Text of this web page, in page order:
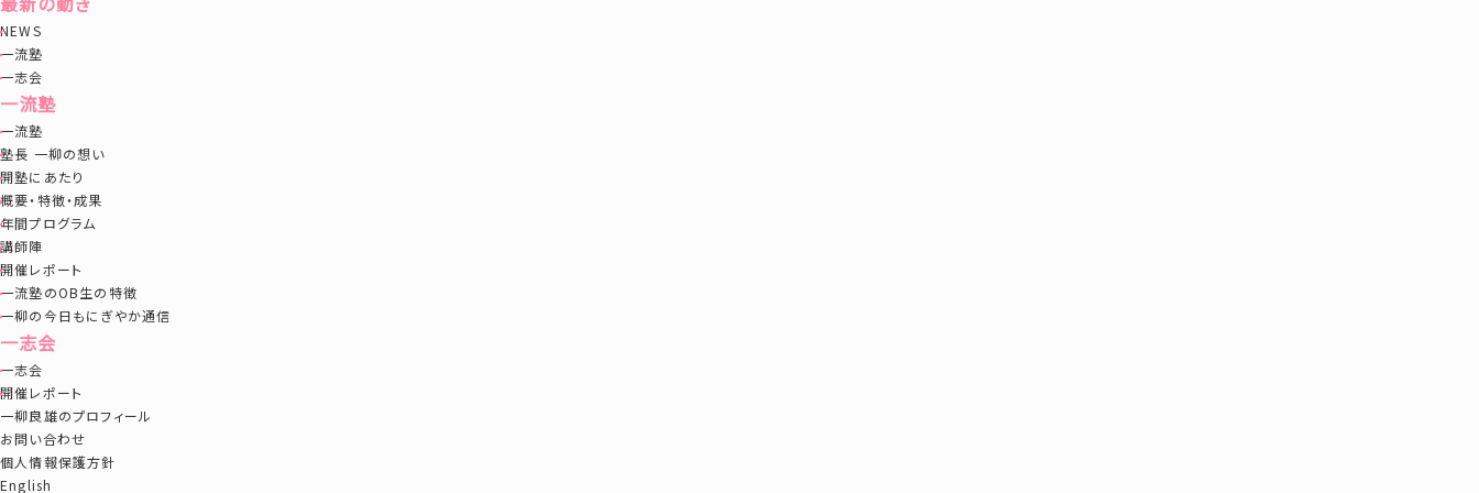
NEWS
一流塾
一志会
一流塾
一流塾
塾長 一柳の想い
開塾にあたり
概要・特徴・成果
年間プログラム
講師陣
開催レポート
一流塾のOB生の特徴
一柳の今日もにぎやか通信
一志会
一志会
開催レポート
一柳良雄のプロフィール
お問い合わせ
個人情報保護方針
English